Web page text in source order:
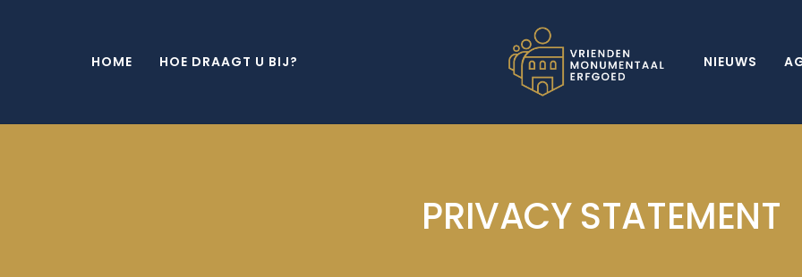
HOME HOE DRAAGT U BIJ? NIEUWS
PRIVACY STATEMENT